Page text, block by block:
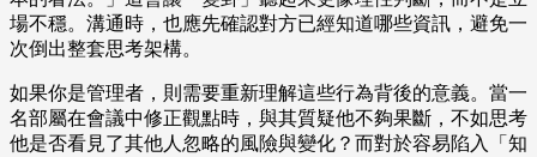
場不穩。溝通時，也應先確認對方已經知道哪些資訊，避免一
次倒出整套思考架構。
如果你是管理者，則需要重新理解這些行為背後的意義。當一
名部屬在會議中修正觀點時，與其質疑他不夠果斷，不如思考
他是否看見了其他人忽略的風險與變化？而對於容易陷入「知